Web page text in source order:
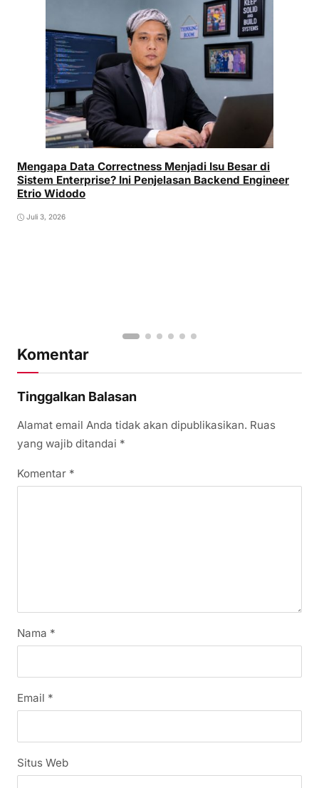
Mengapa Data Correctness Menjadi Isu Besar di
Sistem Enterprise? Ini Penjelasan Backend Engineer
Etrio Widodo
Juli 3, 2026
Komentar
Tinggalkan Balasan
Alamat email Anda tidak akan dipublikasikan. Ruas
yang wajib ditandai *
Komentar *
Nama *
Email *
Situs Web